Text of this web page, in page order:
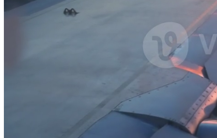
Événements Éditoriaux